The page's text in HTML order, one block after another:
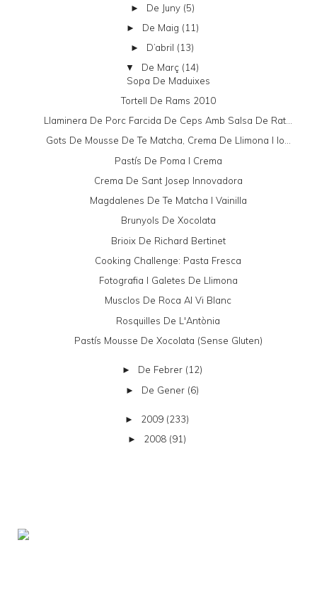
► De Juny (5)
► De Maig (11)
► D’abril (13)
▼ De Març (14)
Sopa De Maduixes
Tortell De Rams 2010
Llaminera De Porc Farcida De Ceps Amb Salsa De Rat...
Gots De Mousse De Te Matcha, Crema De Llimona I Io...
Pastís De Poma I Crema
Crema De Sant Josep Innovadora
Magdalenes De Te Matcha I Vainilla
Brunyols De Xocolata
Brioix De Richard Bertinet
Cooking Challenge: Pasta Fresca
Fotografia I Galetes De Llimona
Musclos De Roca Al Vi Blanc
Rosquilles De L'Antònia
Pastís Mousse De Xocolata (sense Gluten)
► De Febrer (12)
► De Gener (6)
► 2009 (233)
► 2008 (91)